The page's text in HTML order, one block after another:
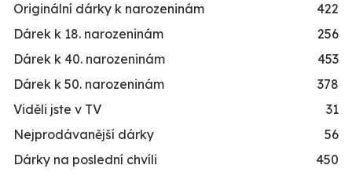
Originální dárky k narozeninám
422
Dárek k 18. narozeninám
256
Dárek k 40. narozeninám
453
Dárek k 50. narozeninám
378
Viděli jste v TV
31
Nejprodávanější dárky
56
Dárky na poslední chvíli
450